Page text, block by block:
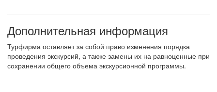
Дополнительная информация
Турфирма оставляет за собой право изменения порядка
проведения экскурсий, а также замены их на равноценные при
сохранении общего объема экскурсионной программы.